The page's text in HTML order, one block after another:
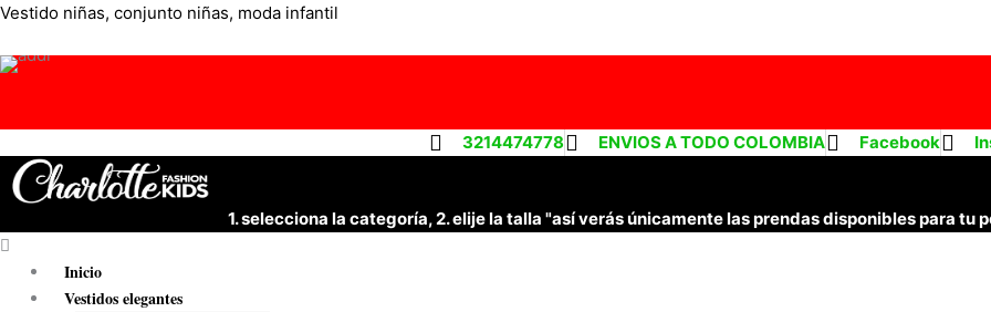
Ir
contenido
Vestido niñas, conjunto niñas, moda infantil
3214474778 ENVIOS A TODO COLOMBIA Facebook
1. selecciona la categoría, 2. elije la talla "así verás únicamente las prendas disponibles para tu
Menú
Inicio
Vestidos elegantes